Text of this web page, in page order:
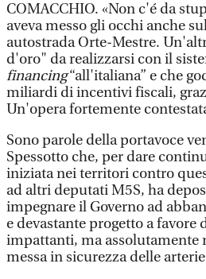
COMACCHIO. «Non c'é da
aveva messo gli occhi anche
autostrada Orte-Mestre.
d'oro" da realizzarsi con il
financing“all'italiana” e che
miliardi di incentivi fiscali,
Un'opera fortemente
Sono parole della portavoce
Spessotto che, per dare
iniziata nei territori contro
ad altri deputati M5S, ha
impegnare il Governo ad
e devastante progetto a
impattanti, ma assolutamente
messa in sicurezza delle